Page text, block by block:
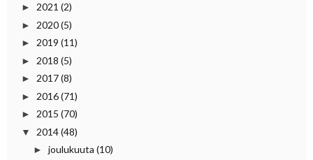
► 2021 (2)
► 2020(5)
► 2019 (11)
► 2018 (5)
► 2017(8)
► 2016(71)
► 2015 (70)
▼ 2014(48)
► joulukuuta (10)